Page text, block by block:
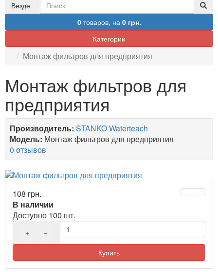
Везде
0товаров, на 0 грн.
Категории
Монтаж фильтров для предприятия
Монтаж фильтров для
предприятия
Производитель: STANKO Waterteach
Модель: Монтаж фильтров для предприятия
0 отзывов
108 грн.
В наличии
Доступно 100 шт.
+ −
Купить